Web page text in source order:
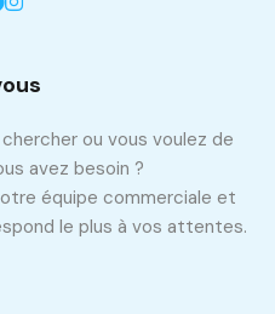
ou vous voulez de
avez besoin ?
équipe commerciale et
le plus à vos attentes.